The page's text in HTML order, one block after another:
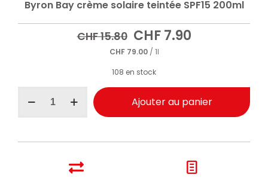
Byron Bay crème solaire teintée SPF15 200ml
CHF15.80 Le
prix
initial
était :
CHF 15.80.
CHF7.90Le
CHF79.00/ 1l
108 en stock
Ajouter au panier